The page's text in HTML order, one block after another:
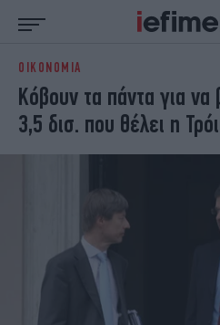
ΕΙΔΗΣΕΙΣ
NON PAPER
ΟΙΚΟΝΟΜΙΑ
ΠΟΛΙΤΙΣΜΟΣ
ΕΚΛΟΓΕΣ
ΤΕΧΝΟΛΟΓΙΑ
DESIGN
ΟΙΚΟΝΟΜΙΑ
Κόβουν τα πάντα για να
3,5 δισ. που θέλει η